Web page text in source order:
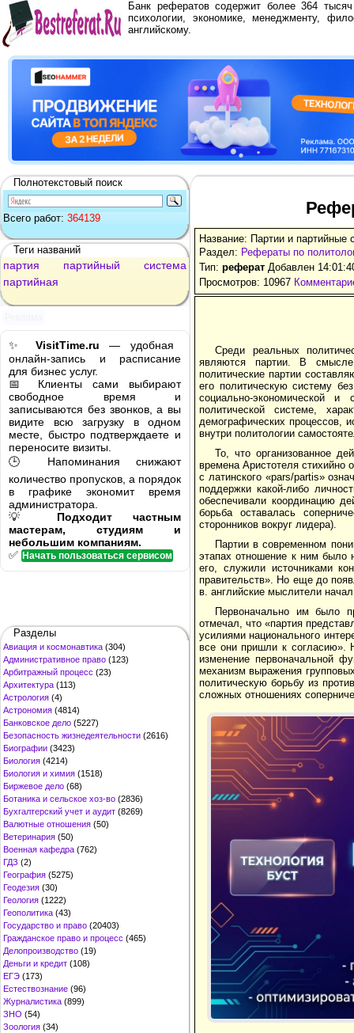
Банк рефератов содержит более 364
психологии, экономике, менеджменту,
английскому.
Полнотекстовый поиск
Всего работ: 364139
Теги названий
партия партийный
система
партийная
✨ VisitTime.ru — удобная
онлайн-запись и расписание
для бизнес услуг.
📅 Клиенты сами выбирают
свободное время и
записываются без звонков, а вы
видите всю загрузку в одном
месте, быстро подтверждаете и
переносите визиты.
🕒 Напоминания снижают
количество пропусков, а порядок
в графике экономит время
администратора.
💡 Подходит частным
мастерам, студиям и
небольшим компаниям.
✅ Начать пользоваться сервисом
Разделы
Авиация и космонавтика (304)
Административное право (123)
Арбитражный процесс (23)
Архитектура (113)
Астрология (4)
Астрономия (4814)
Банковское дело (5227)
Безопасность жизнедеятельности (2616)
Биографии (3423)
Биология (4214)
Биология и химия (1518)
Биржевое дело (68)
Ботаника и сельское хоз-во (2836)
Бухгалтерский учет и аудит (8269)
Валютные отношения (50)
Ветеринария (50)
Военная кафедра (762)
ГДЗ (2)
География (5275)
Геодезия (30)
Геология (1222)
Геополитика (43)
Государство и право (20403)
Гражданское право и процесс (465)
Делопроизводство (19)
Деньги и кредит (108)
ЕГЭ (173)
Естествознание (96)
Журналистика (899)
ЗНО (54)
Зоология (34)
Название: Партии и партийные
Раздел: Рефераты по
Тип: реферат Добавлен
Просмотров: 10967
Среди реальных
являются партии. В смысле
политические партии
его политическую систему
социально-экономической
политической системе,
демографических процессов,
внутри политологии
То, что организованное
времена Аристотеля стихийно
с латинского «pars/partis»
поддержки какой-либо
обеспечивали координацию
борьба оставалась
сторонников вокруг лидера).
Партии в современном
этапах отношение к ним было
его, служили источниками
правительств». Но еще до
в. английские мыслители
Первоначально им было
отмечал, что «партия
усилиями национального
все они пришли к согласию».
изменение первоначальной
механизм выражения
политическую борьбу из
сложных отношениях